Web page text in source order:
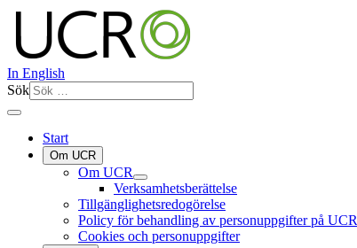
In English
Sök
Start
Om UCR
Om UCR
Verksamhetsberättelse
Tillgänglighetsredogörelse
Policy för behandling av personuppgifter på UCR
Cookies och personuppgifter